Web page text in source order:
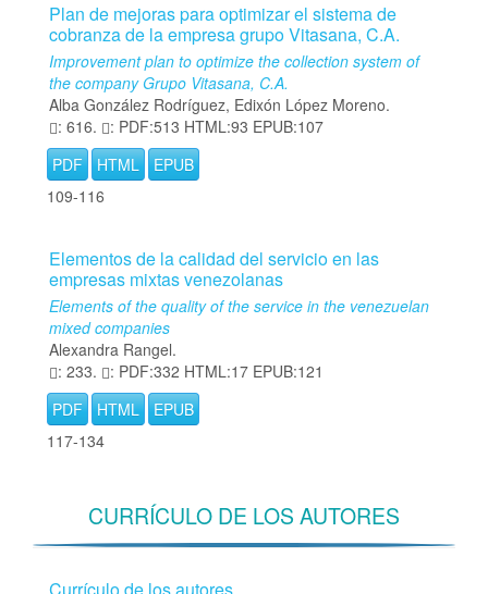
Plan de mejoras para optimizar el sistema de
cobranza de la empresa grupo Vitasana, C.A.
Improvement plan to optimize the collection system of
the company Grupo Vitasana, C.A.
Alba González Rodríguez, Edixón López Moreno.
: 616.
: PDF:513 HTML:93 EPUB:107
PDF
HTML
EPUB
109-116
Elementos de la calidad del servicio en las
empresas mixtas venezolanas
Elements of the quality of the service in the venezuelan
mixed companies
Alexandra Rangel.
: 233.
: PDF:332 HTML:17 EPUB:121
PDF
HTML
EPUB
117-134
CURRÍCULO DE LOS AUTORES